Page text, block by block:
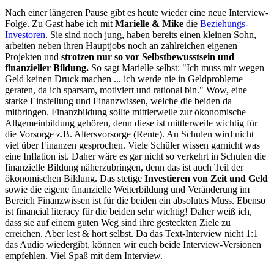
Nach einer längeren Pause gibt es heute wieder eine neue Interview-
Folge. Zu Gast habe ich mit Marielle & Mike die Beziehungs-
Investoren. Sie sind noch jung, haben bereits einen kleinen Sohn,
arbeiten neben ihren Hauptjobs noch an zahlreichen eigenen
Projekten und strotzen nur so vor Selbstbewusstsein und
finanzieller Bildung. So sagt Marielle selbst: "Ich muss mir wegen
Geld keinen Druck machen ... ich werde nie in Geldprobleme
geraten, da ich sparsam, motiviert und rational bin." Wow, eine
starke Einstellung und Finanzwissen, welche die beiden da
mitbringen. Finanzbildung sollte mittlerweile zur ökonomische
Allgemeinbildung gehören, denn diese ist mittlerweile wichtig für
die Vorsorge z.B. Altersvorsorge (Rente). An Schulen wird nicht
viel über Finanzen gesprochen. Viele Schüler wissen garnicht was
eine Inflation ist. Daher wäre es gar nicht so verkehrt in Schulen die
finanzielle Bildung näherzubringen, denn das ist auch Teil der
ökonomischen Bildung. Das stetige Investieren von Zeit und Geld
sowie die eigene finanzielle Weiterbildung und Veränderung im
Bereich Finanzwissen ist für die beiden ein absolutes Muss. Ebenso
ist financial literacy für die beiden sehr wichtig! Daher weiß ich,
dass sie auf einem guten Weg sind ihre gesteckten Ziele zu
erreichen. Aber lest & hört selbst. Da das Text-Interview nicht 1:1
das Audio wiedergibt, können wir euch beide Interview-Versionen
empfehlen. Viel Spaß mit dem Interview.